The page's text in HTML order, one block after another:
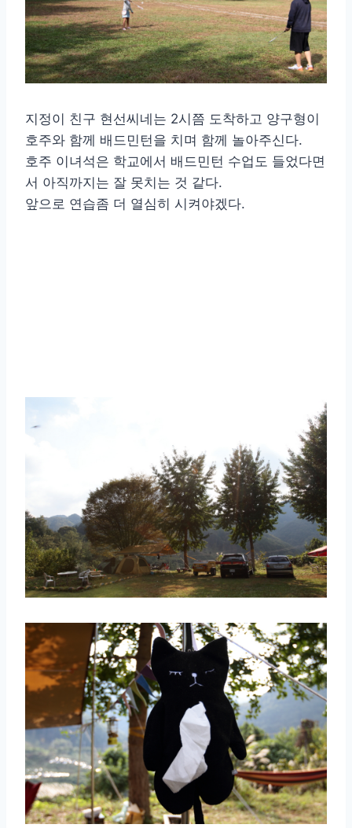
지정이 친구 현선씨네는 2시쯤 도착하고 양구형이
호주와 함께 배드민턴을 치며 함께 놀아주신다.
호주 이녀석은 학교에서 배드민턴 수업도 들었다면
서 아직까지는 잘 못치는 것 같다.
앞으로 연습좀 더 열심히 시켜야겠다.